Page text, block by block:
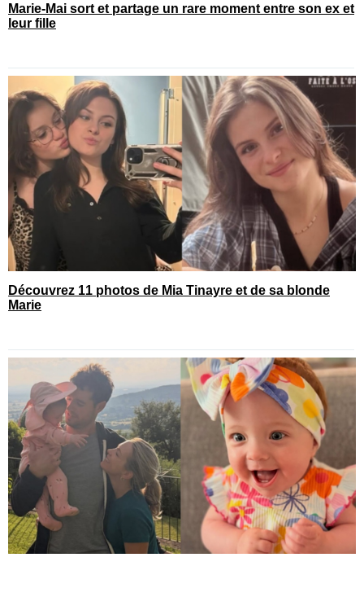
Marie-Mai sort et partage un rare moment entre son ex et
leur fille
Découvrez 11 photos de Mia Tinayre et de sa blonde
Marie